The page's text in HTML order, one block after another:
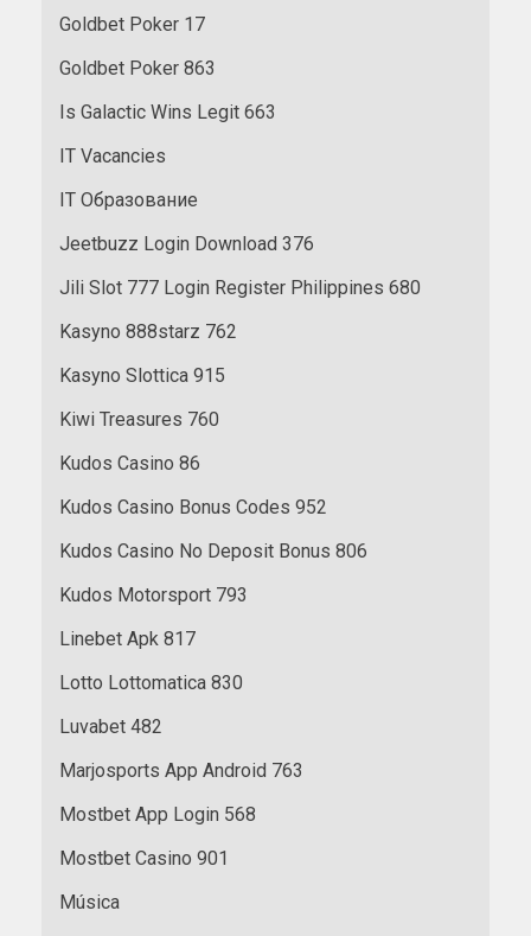
Goldbet Poker 17
Goldbet Poker 863
Is Galactic Wins Legit 663
IT Vacancies
IT Образование
Jeetbuzz Login Download 376
Jili Slot 777 Login Register Philippines 680
Kasyno 888starz 762
Kasyno Slottica 915
Kiwi Treasures 760
Kudos Casino 86
Kudos Casino Bonus Codes 952
Kudos Casino No Deposit Bonus 806
Kudos Motorsport 793
Linebet Apk 817
Lotto Lottomatica 830
Luvabet 482
Marjosports App Android 763
Mostbet App Login 568
Mostbet Casino 901
Música